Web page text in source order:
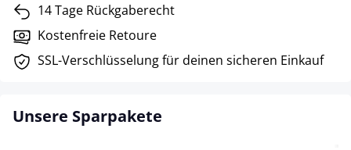
14 Tage Rückgaberecht
Kostenfreie Retoure
SSL-Verschlüsselung für deinen sicheren Einkauf
Unsere Sparpakete